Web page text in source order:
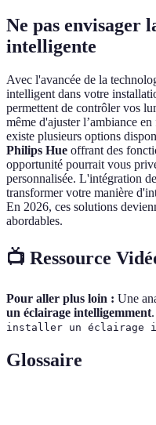
Ne pas envisager
intelligente
Avec l'avancée de la
intelligent dans votre
permettent de contrôler vos
même d'ajuster l’ambiance
existe plusieurs options
Philips Hue offrant des
opportunité pourrait vous
personnalisée. L'intégration
transformer votre manière
En 2026, ces solutions
abordables.
📺 Ressource
Pour aller plus loin : Une
un éclairage intelligemment
installer un éclairage
Glossaire